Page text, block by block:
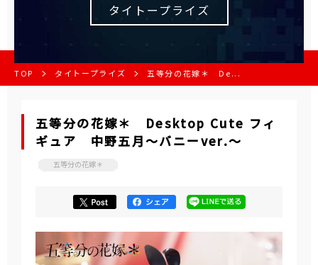
タイトープライズ
TOP タイトープライズ 五等分の花嫁＊ De...
五等分の花嫁＊ Desktop Cute フィ
ギュア 中野五月～バニーver.～
五等分の花嫁＊